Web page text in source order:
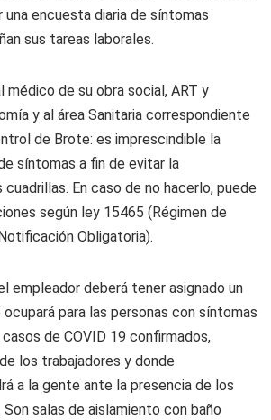
una encuesta diaria de síntomas
sus tareas laborales.
médico de su obra social, ART y
y al área Sanitaria correspondiente
de Brote: es imprescindible la
síntomas a fin de evitar la
cuadrillas. En caso de no hacerlo, puede
según ley 15465 (Régimen de
Obligatoria).
empleador deberá tener asignado un
ocupará para las personas con síntomas
de COVID 19 confirmados,
los trabajadores y donde
a la gente ante la presencia de los
salas de aislamiento con baño